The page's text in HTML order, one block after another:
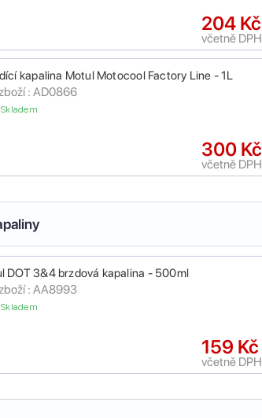
204 Kč
včetně DPH
kapalina Motul Motocool Factory Line - 1L
: AD0866
300 Kč
včetně DPH
DOT 3&4 brzdová kapalina - 500ml
: AA8993
159 Kč
včetně DPH